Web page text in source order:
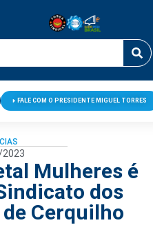
FALE COM O PRESIDENTE MIGUEL TORRES
Mulheres é
dos
Cerquilho